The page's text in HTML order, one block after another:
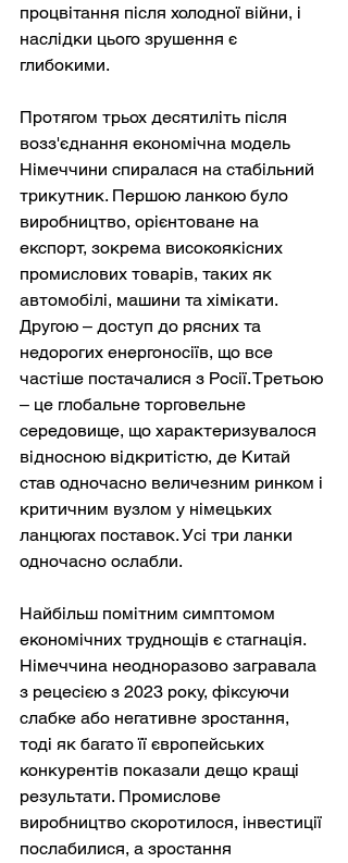
процвітання після холодної війни, і
наслідки цього зрушення є
глибокими.
Протягом трьох десятиліть після
возз'єднання економічна модель
Німеччини спиралася на стабільний
трикутник. Першою ланкою було
виробництво, орієнтоване на
експорт, зокрема високоякісних
промислових товарів, таких як
автомобілі, машини та хімікати.
Другою – доступ до рясних та
недорогих енергоносіїв, що все
частіше постачалися з Росії. Третьою
– це глобальне торговельне
середовище, що характеризувалося
відносною відкритістю, де Китай
став одночасно величезним ринком і
критичним вузлом у німецьких
ланцюгах поставок. Усі три ланки
одночасно ослабли.
Найбільш помітним симптомом
економічних труднощів є стагнація.
Німеччина неодноразово загравала
з рецесією з 2023 року, фіксуючи
слабке або негативне зростання,
тоді як багато її європейських
конкурентів показали дещо кращі
результати. Промислове
виробництво скоротилося, інвестиції
послабилися, а зростання